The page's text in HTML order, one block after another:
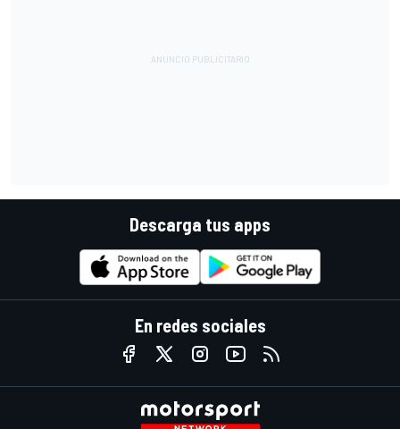
Descarga tus apps
En redes sociales